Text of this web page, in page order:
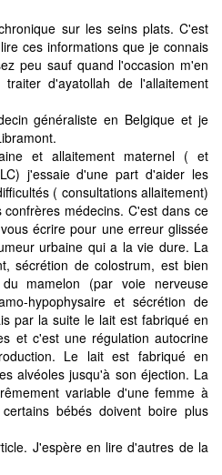
sur les seins plats. C'est
ces informations que je connais
peu sauf quand l'occasion m'en
d'ayatollah de l'allaitement
généraliste en Belgique et je
et allaitement maternel ( et
j'essaie d'une part d'aider les
( consultations allaitement)
médecins. C'est dans ce
écrire pour une erreur glissée
urbaine qui a la vie dure. La
sécrétion de colostrum, est bien
mamelon (par voie nerveuse
hypophysaire et sécrétion de
par la suite le lait est fabriqué en
et c'est une régulation autocrine
Le lait est fabriqué en
alvéoles jusqu'à son éjection. La
variable d'une femme à
bébés doivent boire plus
J'espère en lire d'autres de la